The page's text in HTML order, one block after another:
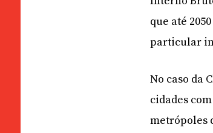
que até
particular
No caso da
cidades
metrópoles